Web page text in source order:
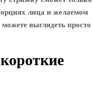
лица и желаемом
выглядеть просто